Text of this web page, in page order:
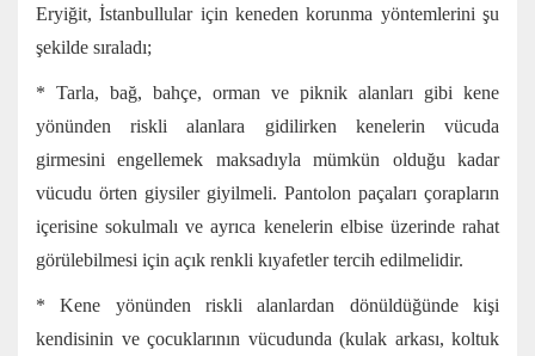
Eryiğit, İstanbullular için keneden korunma yöntemlerini şu
şekilde sıraladı;
* Tarla, bağ, bahçe, orman ve piknik alanları gibi kene
yönünden riskli alanlara gidilirken kenelerin vücuda
girmesini engellemek maksadıyla mümkün olduğu kadar
vücudu örten giysiler giyilmeli. Pantolon paçaları çorapların
içerisine sokulmalı ve ayrıca kenelerin elbise üzerinde rahat
görülebilmesi için açık renkli kıyafetler tercih edilmelidir.
* Kene yönünden riskli alanlardan dönüldüğünde kişi
kendisinin ve çocuklarının vücudunda (kulak arkası, koltuk